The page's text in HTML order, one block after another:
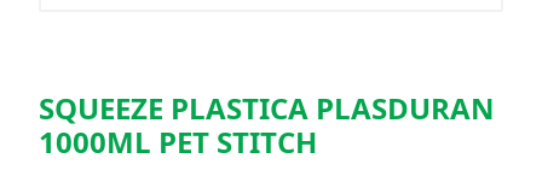
SQUEEZE PLASTICA PLASDURAN
1000ML PET STITCH